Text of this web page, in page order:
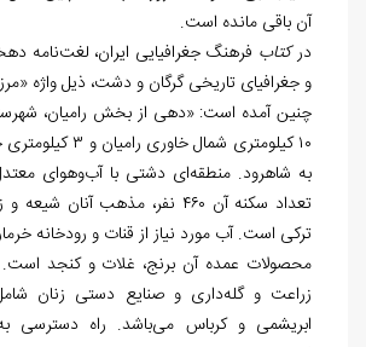
آن باقی مانده است.
درکتاب فرهنگ جغرافیایی ایران، لغت‌نامه
چنین آمده است: «دهی از بخش رامیان،
۱۰ کیلومتری شمال
به شاهرود. منطقه‌ای دشتی با آب‌وهوای
تعداد سکنه آن ۴۶۰ نفر، مذهب
ترکی است. آب مورد نیاز از قنات و رودخانه
محصولات عمده آن برنج، غلات و کنجد
زراعت و گله‌داری و صنایع دستی زنان
ابریشمی و کرباس می‌باشد. راه دسترسی به